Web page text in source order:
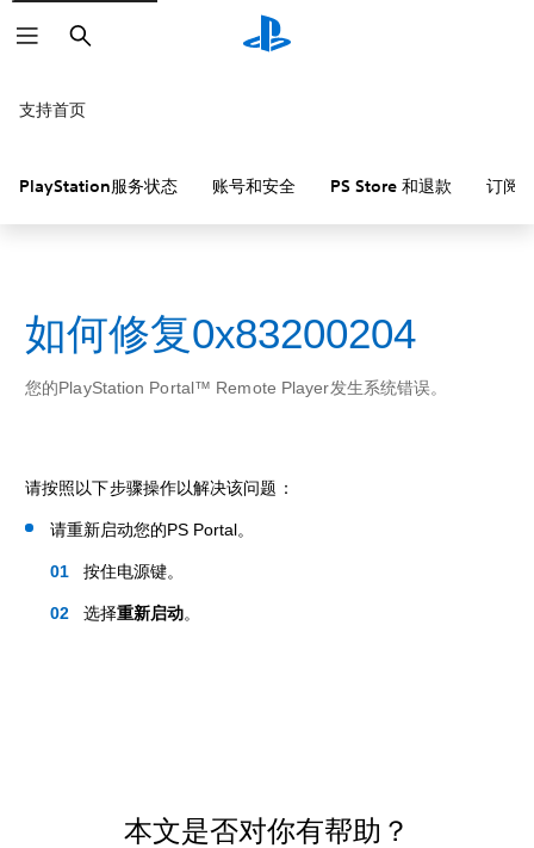
搜
索
支持首页
PlayStation服务状态 账号和安全 PS Store 和退款 订阅
如何修复0x83200204
您的PlayStation Portal™ Remote Player发生系统错误。
请按照以下步骤操作以解决该问题：
请重新启动您的PS Portal。
按住电源键。
选择重新启动。
本文是否对你有帮助？